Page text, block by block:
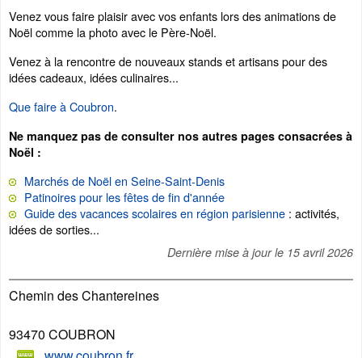
Venez vous faire plaisir avec vos enfants lors des animations de
Noël comme la photo avec le Père-Noël.
Venez à la rencontre de nouveaux stands et artisans pour des
idées cadeaux, idées culinaires...
Que faire à Coubron.
Ne manquez pas de consulter nos autres pages consacrées à
Noël :
Marchés de Noël en Seine-Saint-Denis
Patinoires pour les fêtes de fin d'année
Guide des vacances scolaires en région parisienne : activités,
idées de sorties...
Dernière mise à jour le 15 avril 2026
Chemin des Chantereines
93470 COUBRON